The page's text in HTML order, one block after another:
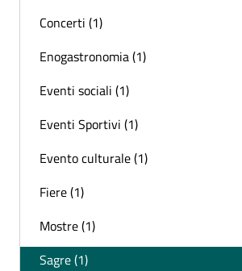
Concerti (1)
Enogastronomia (1)
Eventi sociali (1)
Eventi Sportivi (1)
Evento culturale (1)
Fiere (1)
Mostre (1)
Sagre (1)